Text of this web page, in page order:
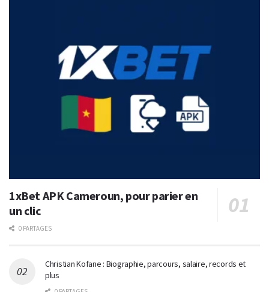
1xBet APK Cameroun, pour parier en
un clic
0 PARTAGES
Christian Kofane : Biographie, parcours, salaire, records et
plus